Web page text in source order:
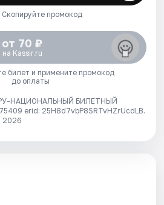
Скопируйте промокод
от 70 ₽
на Kassir.ru
билет и примените промокод
до оплаты
НАЦИОНАЛЬНЫЙ БИЛЕТНЫЙ
erid: 25H8d7vbP8SRTvHZrUcdLB.
2026